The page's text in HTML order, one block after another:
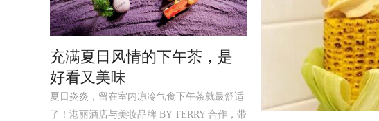
充满夏日风情的下午茶，是
好看又美味
夏日炎炎，留在室内凉冷气食下午茶就最舒适
了！港丽酒店与美妆品牌 BY TERRY 合作，带